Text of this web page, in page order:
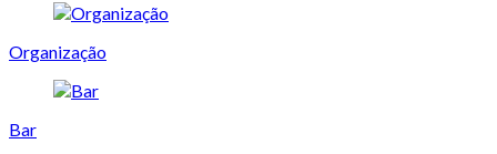
Organização
Bar